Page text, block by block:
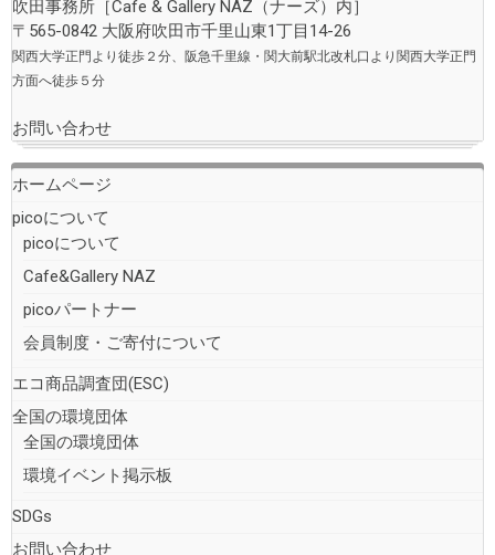
吹田事務所［Cafe & Gallery NAZ（ナーズ） 内］
〒565-0842 大阪府吹田市千里山東1丁目14-26
関西大学正門より徒歩２分、阪急千里線・関大前駅北改札口より関西大学正門
方面へ徒歩５分
お問い合わせ
ホームページ
picoについて
picoについて
Cafe&Gallery NAZ
picoパートナー
会員制度・ご寄付について
エコ商品調査団(ESC)
全国の環境団体
全国の環境団体
環境イベント掲示板
SDGs
お問い合わせ